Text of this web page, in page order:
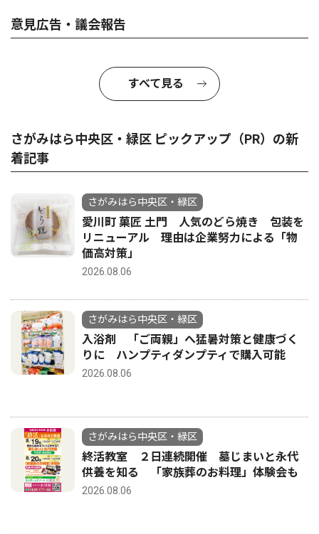
意見広告・議会報告
すべて見る
さがみはら中央区・緑区 ピックアップ（PR）の新
着記事
さがみはら中央区・緑区
愛川町 菓匠 土門 人気のどら焼き 包装を
リニューアル 理由は企業努力による「物
価高対策」
2026.08.06
さがみはら中央区・緑区
入浴剤 「ご両親」へ猛暑対策と健康づく
りに ハンプティダンプティで購入可能
2026.08.06
さがみはら中央区・緑区
終活教室 ２日連続開催 墓じまいと永代
供養を知る 「家族葬のお料理」体験会も
2026.08.06